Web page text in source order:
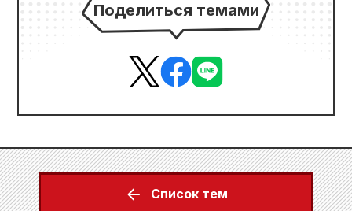
Поделиться темами
Список тем